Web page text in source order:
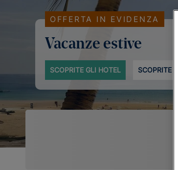
OFFERTA IN EVIDENZA
Vacanze estive
SCOPRITE GLI HOTEL SCOPRITE